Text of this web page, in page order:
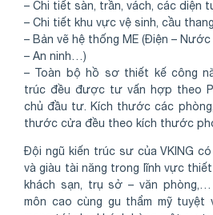
– Chi tiết sàn, trần, vách, các diện
– Chi tiết khu vực vệ sinh, cầu
– Bản vẽ hệ thống ME (Điện –
– An ninh…)
– Toàn bộ hồ sơ thiết kế công
trúc đều được tư vấn hợp theo
chủ đầu tư. Kích thước các
thước cửa đều theo kích thước
Đội ngũ kiến trúc sư của VKING có
và giàu tài năng trong lĩnh vực
khách sạn, trụ sở – văn
môn cao cùng gu thẩm mỹ tuyệt